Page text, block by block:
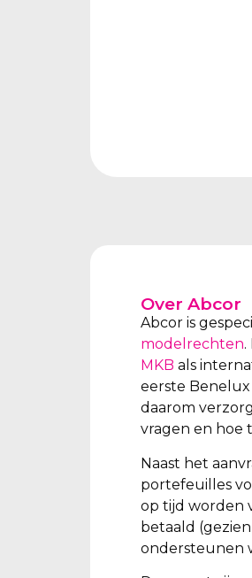
Over Abcor
Abcor is
modelrechten.
MKB als
eerste
daarom
vragen en hoe
Naast het
portefeuilles
op tijd worden
betaald
ondersteunen